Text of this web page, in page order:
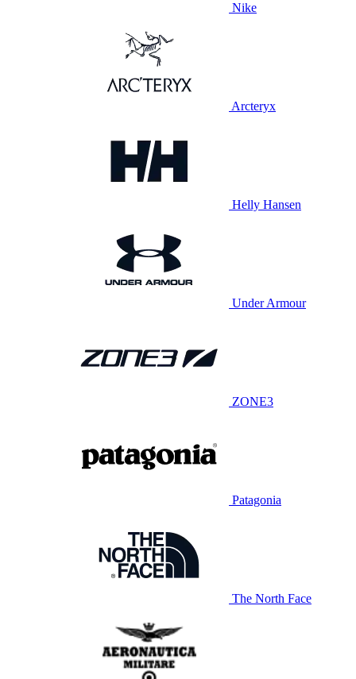
Nike
Arcteryx
Helly Hansen
Under Armour
ZONE3
Patagonia
The North Face